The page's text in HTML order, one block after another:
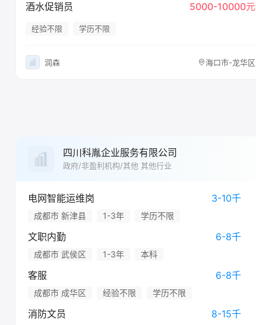
酒水促销员 5000-10000元
经验不限 学历不限
润森 海口市-龙华区
四川科胤企业服务有限公司
政府/非盈利机构/其他 其他行业
电网智能运维岗 3-10千
成都市 新津县 1-3年 学历不限
文职内勤 6-8千
成都市 武侯区 1-3年 本科
客服 6-8千
成都市 成华区 经验不限 学历不限
消防文员 8-15千